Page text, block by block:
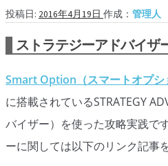
へ
ス
キ
ッ
キ
ッ
プ
初心者講座
基本ルール・取引のしかた
トレンドを見極める
投稿日: 2016年4月19日 作成： 管理人
ストラテジーアドバイザ
Smart Option（スマートオプシ
に搭載されているSTRATEGY
バイザー）を使った攻略実践で
ーに関しては以下のリンク記事